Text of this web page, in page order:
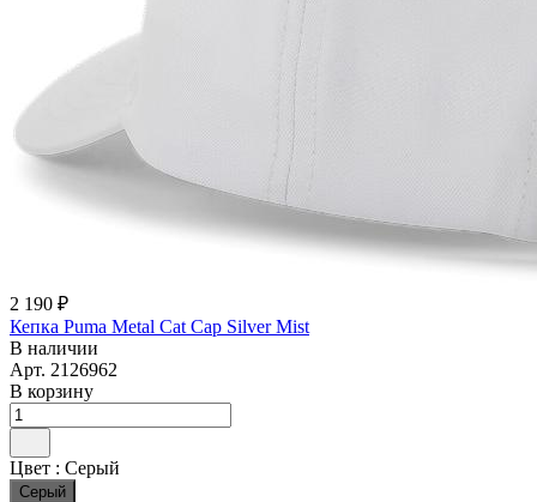
2 190 ₽
Кепка Puma Metal Cat Cap Silver Mist
В наличии
Арт. 2126962
В корзину
Цвет : Серый
Серый